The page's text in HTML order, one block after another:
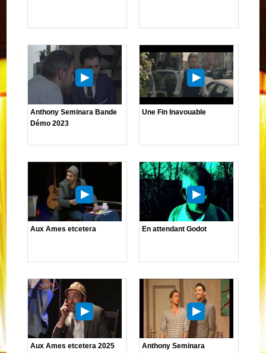
Anthony Seminara Bande
Démo 2023
Une Fin Inavouable
Aux Ames etcetera En attendant Godot
Aux Ames etcetera 2025 Anthony Seminara